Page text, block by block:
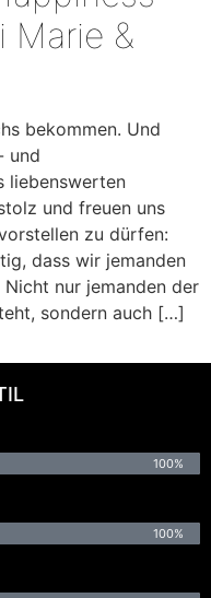
Marie &
bekommen. Und
und
liebenswerten
und freuen uns
zu dürfen:
dass wir jemanden
nur jemanden der
sondern auch […]
100%
100%